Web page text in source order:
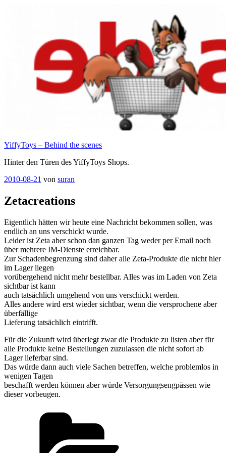
YiffyToys – Behind the scenes
Hinter den Türen des YiffyToys Shops.
Veröffentlicht
2010-08-21 von suran
Zetacreations
Eigentlich hätten wir heute eine Nachricht bekommen sollen, was
endlich an uns verschickt wurde.
Leider ist Zeta aber schon dan ganzen Tag weder per Email noch
über mehrere IM-Dienste erreichbar.
Zur Schadenbegrenzung sind daher alle Zeta-Produkte die nicht hier
im Lager liegen
vorübergehend nicht mehr bestellbar. Alles was im Laden von Zeta
sichtbar ist kann
auch tatsächlich umgehend von uns verschickt werden.
Alles andere wird erst wieder sichtbar, wenn die versprochene aber
überfällige
Lieferung tatsächlich eintrifft.
Für die Zukunft wird überlegt zwar die Produkte zu listen aber für
alle Produkte keine Bestellungen zuzulassen die nicht sofort ab
Lager lieferbar sind.
Das würde dann auch viele Sachen betreffen, welche problemlos in
wenigen Tagen
beschafft werden können aber würde Versorgungsengpässen wie
dieser vorbeugen.